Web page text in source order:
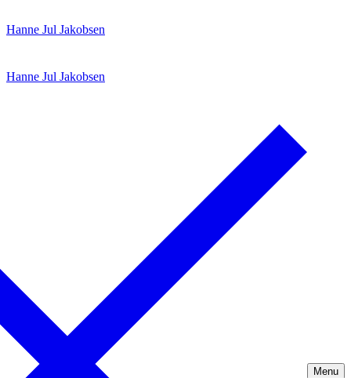
til
Hanne Jul Jakobsen
Hanne Jul Jakobsen
Menu